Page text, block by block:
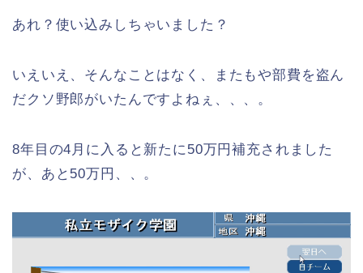
あれ？使い込みしちゃいました？
いえいえ、そんなことはなく、またもや部費を盗ん
だクソ野郎がいたんですよねぇ、、、。
8年目の4月に入ると新たに50万円補充されました
が、あと50万円、、。